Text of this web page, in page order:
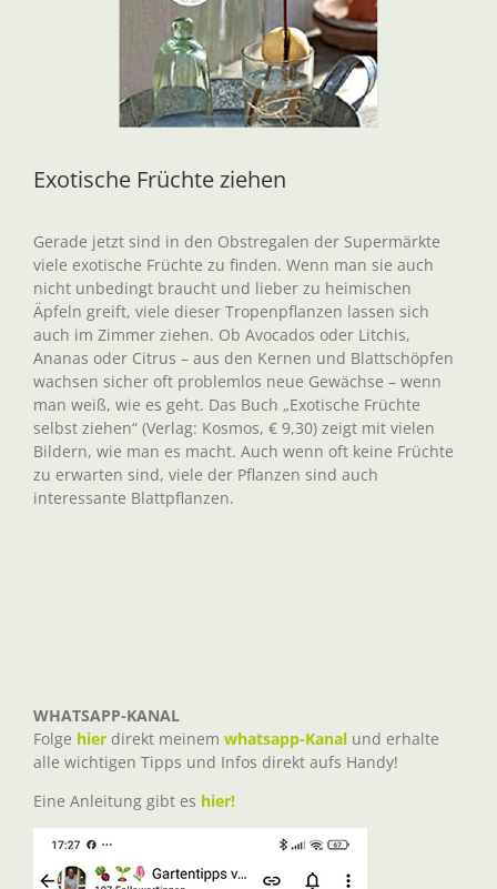
Exotische Früchte ziehen
Gerade jetzt sind in den Obstregalen der Supermärkte
viele exotische Früchte zu finden. Wenn man sie auch
nicht unbedingt braucht und lieber zu heimischen
Äpfeln greift, viele dieser Tropenpflanzen lassen sich
auch im Zimmer ziehen. Ob Avocados oder Litchis,
Ananas oder Citrus – aus den Kernen und Blattschöpfen
wachsen sicher oft problemlos neue Gewächse – wenn
man weiß, wie es geht. Das Buch „Exotische Früchte
selbst ziehen“ (Verlag: Kosmos, € 9,30) zeigt mit vielen
Bildern, wie man es macht. Auch wenn oft keine Früchte
zu erwarten sind, viele der Pflanzen sind auch
interessante Blattpflanzen.
WHATSAPP-KANAL
Folge hier direkt meinem whatsapp-Kanal und erhalte
alle wichtigen Tipps und Infos direkt aufs Handy!
Eine Anleitung gibt es hier!